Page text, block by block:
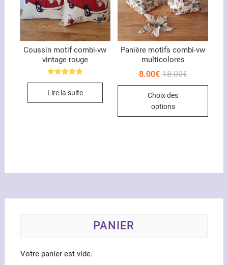
sur
la
page
du
produit
Coussin motif combi-vw
vintage rouge
sur 5
Lire la suite
Panière motifs combi-vw
multicolores
18.00€Le
initial
8.00€
Le
actuel
Choix des
options
Ce
PANIER
Votre panier est vide.